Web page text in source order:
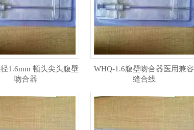
1.6mm 顿头尖头腹壁
吻合器
WHQ-1.6腹壁吻合器医用兼容
缝合线